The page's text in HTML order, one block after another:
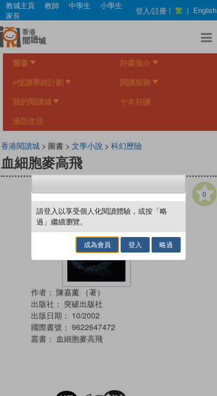
Skip
main
content
教城主頁 教師 中學生
小學生
家長
登入/註冊 | 繁 | English
圖書 好書推介
e悅讀學校計劃 閱讀服務
我的閱讀城 十本好讀
漫話生活
香港閱讀城> 圖書 > 文學小說 > 科幻歷險
血細胞麥高飛
0
作者： 陳嘉薰 （著）
出版社： 突破出版社
出版日期： 10/2002
國際書號： 9622647472
叢書： 血細胞麥高飛
試閲
請登入以享受個人化閱讀體驗，或按「略
過」繼續瀏覽。
成為會員 登入 略過